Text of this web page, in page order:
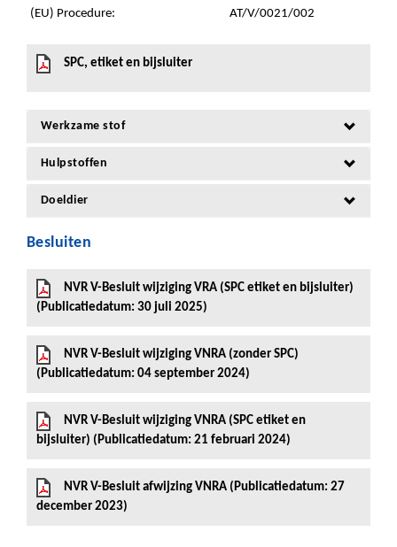
(EU) Procedure: AT/V/0021/002
SPC, etiket en bijsluiter
Werkzame stof
Hulpstoffen
Doeldier
Besluiten
NVR V-Besluit wijziging VRA (SPC etiket en bijsluiter)
(Publicatiedatum: 30 juli 2025)
NVR V-Besluit wijziging VNRA (zonder SPC)
(Publicatiedatum: 04 september 2024)
NVR V-Besluit wijziging VNRA (SPC etiket en
bijsluiter) (Publicatiedatum: 21 februari 2024)
NVR V-Besluit afwijzing VNRA (Publicatiedatum: 27
december 2023)